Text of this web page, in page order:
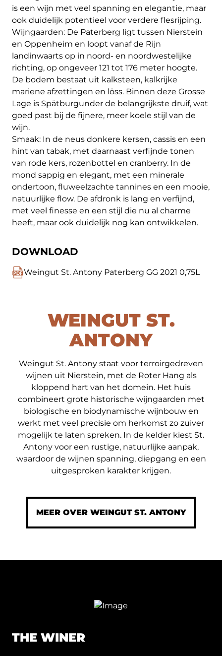
is een wijn met veel spanning en elegantie, maar
ook duidelijk potentieel voor verdere flesrijping.
Wijngaarden: De Paterberg ligt tussen Nierstein
en Oppenheim en loopt vanaf de Rijn
landinwaarts op in noord- en noordwestelijke
richting, op ongeveer 121 tot 176 meter hoogte.
De bodem bestaat uit kalksteen, kalkrijke
mariene afzettingen en löss. Binnen deze Grosse
Lage is Spätburgunder de belangrijkste druif, wat
goed past bij de fijnere, meer koele stijl van de
wijn.
Smaak: In de neus donkere kersen, cassis en een
hint van tabak, met daarnaast verfijnde tonen
van rode kers, rozenbottel en cranberry. In de
mond sappig en elegant, met een minerale
ondertoon, fluweelzachte tannines en een mooie,
natuurlijke flow. De afdronk is lang en verfijnd,
met veel finesse en een stijl die nu al charme
heeft, maar ook duidelijk nog kan ontwikkelen.
DOWNLOAD
Weingut St. Antony Paterberg GG 2021 0,75L
WEINGUT ST.
ANTONY
Weingut St. Antony staat voor terroirgedreven
wijnen uit Nierstein, met de Roter Hang als
kloppend hart van het domein. Het huis
combineert grote historische wijngaarden met
biologische en biodynamische wijnbouw en
werkt met veel precisie om herkomst zo zuiver
mogelijk te laten spreken. In de kelder kiest St.
Antony voor een rustige, natuurlijke aanpak,
waardoor de wijnen spanning, diepgang en een
uitgesproken karakter krijgen.
MEER OVER WEINGUT ST. ANTONY
THE WINER